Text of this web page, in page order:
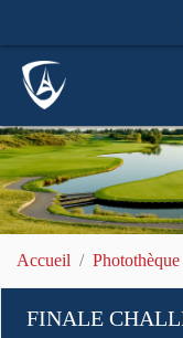
Accueil Photothèque
FINALE